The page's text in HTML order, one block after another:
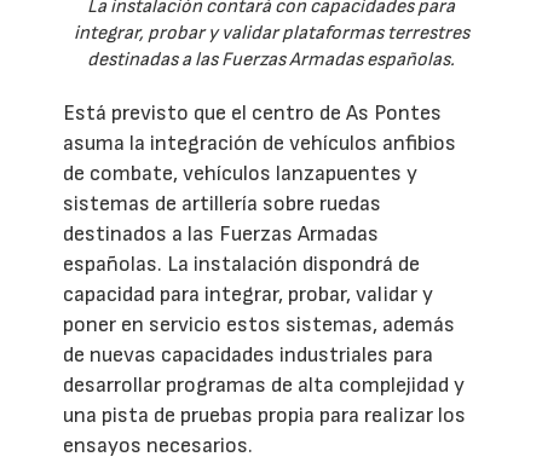
La instalación contará con capacidades para
integrar, probar y validar plataformas terrestres
destinadas a las Fuerzas Armadas españolas.
Está previsto que el centro de As Pontes
asuma la integración de vehículos anfibios
de combate, vehículos lanzapuentes y
sistemas de artillería sobre ruedas
destinados a las Fuerzas Armadas
españolas. La instalación dispondrá de
capacidad para integrar, probar, validar y
poner en servicio estos sistemas, además
de nuevas capacidades industriales para
desarrollar programas de alta complejidad y
una pista de pruebas propia para realizar los
ensayos necesarios.